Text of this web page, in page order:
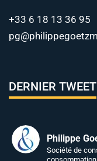
+33 6 18 13 36 95
DERNIER TWEET
Philippe
Société de